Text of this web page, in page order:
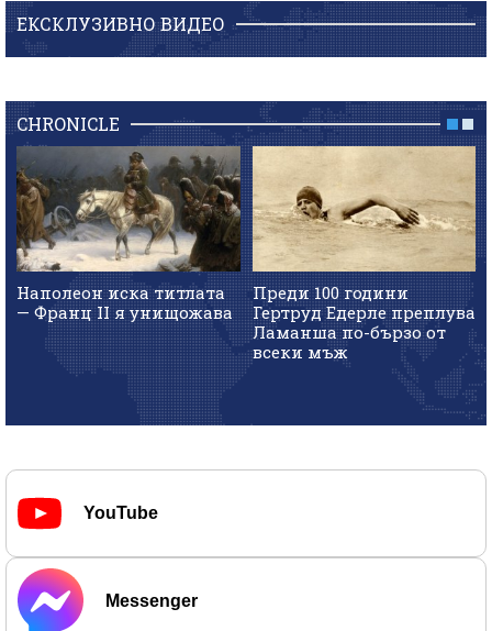
ЕКСКЛУЗИВНО ВИДЕО
CHRONICLE
Наполеон иска титлата
— Франц II я унищожава
Преди 100 години
Гертруд Едерле преплува
Ламанша по-бързо от
всеки мъж
YouTube
Messenger